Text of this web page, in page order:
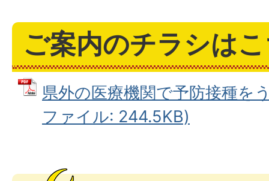
ご案内のチラシは
県外の医療機関で予防接種を
ファイル: 244.5KB)